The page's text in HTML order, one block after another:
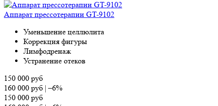
Аппарат прессотерапии GT-9102
Уменьшение целлюлита
Коррекция фигуры
Лимфодренаж
Устранение отеков
150 000 руб
160 000 руб |–6%
150 000 руб